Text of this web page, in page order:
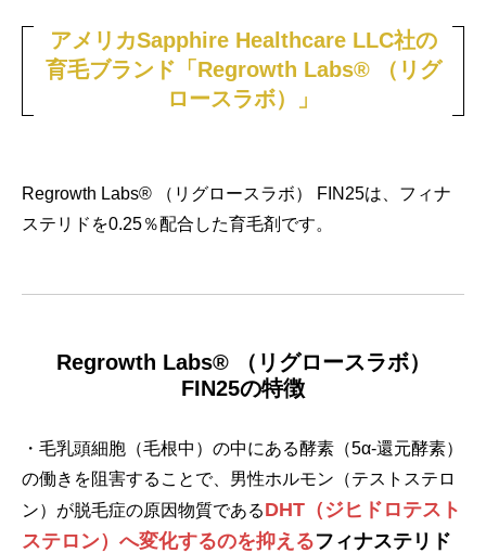
アメリカSapphire Healthcare LLC社の
育毛ブランド 「Regrowth Labs® （リグ
ロースラボ）」
Regrowth Labs® （リグロースラボ） FIN25は、フィナ
ステリドを0.25％配合した育毛剤です。
Regrowth Labs® （リグロースラボ）
FIN25の特徴
・毛乳頭細胞（毛根中）の中にある酵素（5α-還元酵素）
の働きを阻害することで、男性ホルモン（テストステロ
ン）が脱毛症の原因物質であるDHT（ジヒドロテスト
ステロン）へ変化するのを抑えるフィナステリド